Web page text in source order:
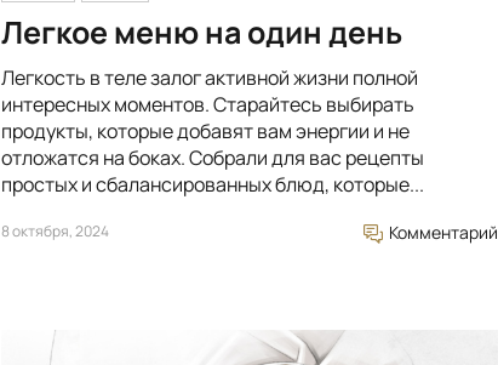
Легкое меню на один день
Легкость в теле залог активной жизни полной
интересных моментов. Старайтесь выбирать
продукты, которые добавят вам энергии и не
отложатся на боках. Собрали для вас рецепты
простых и сбалансированных блюд, которые...
8 октября, 2024 Комментарий